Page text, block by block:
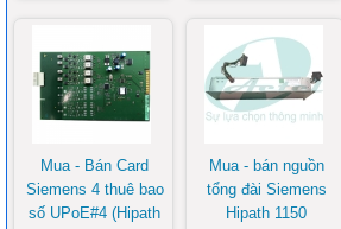
Mua - Bán Card
Siemens 4 thuê bao
số UPoE#4 (Hipath
Mua - bán nguồn
tổng đài Siemens
Hipath 1150